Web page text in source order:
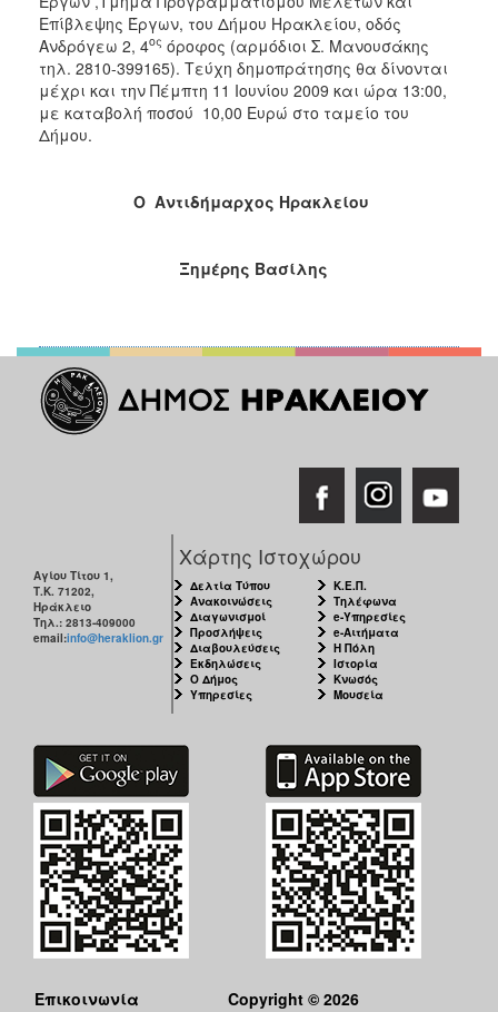
Επίβλεψης Έργων, του Δήμου Ηρακλείου, οδός
Ανδρόγεω 2, 4ος όροφος (αρμόδιοι Σ. Μανουσάκης
τηλ. 2810-399165). Τεύχη δημοπράτησης θα δίνονται
μέχρι και την Πέμπτη 11 Ιουνίου 2009 και ώρα 13:00,
με καταβολή ποσού 10,00 Ευρώ στο ταμείο του
Δήμου.
Ο Αντιδήμαρχος Ηρακλείου
Ξημέρης Βασίλης
Αγίου Τίτου 1,
Τ.Κ. 71202,
Ηράκλειο
Τηλ.: 2813-409000
email:info@heraklion.gr
Χάρτης Ιστοχώρου
Δελτία Τύπου
Ανακοινώσεις
Διαγωνισμοί
Προσλήψεις
Διαβουλεύσεις
Εκδηλώσεις
Ο Δήμος
Υπηρεσίες
Κ.Ε.Π.
Τηλέφωνα
e-Υπηρεσίες
e-Αιτήματα
Η Πόλη
Ιστορία
Κνωσός
Μουσεία
Επικοινωνία Copyright © 2026